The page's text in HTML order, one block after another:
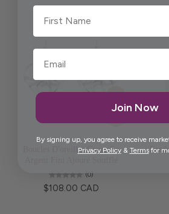
Boucles D'oreilles Coeur En
(0)
$108.00 CAD
First Name
Join Now
By signing up, you agree to receive
Privacy Policy& Termsfor